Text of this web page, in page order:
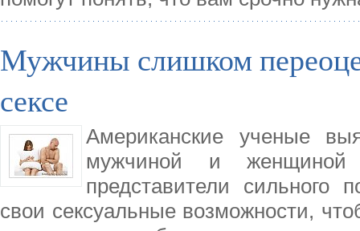
Мужчины слишком
сексе
Американские ученые
мужчиной и женщиной
представители сильного
свои сексуальные возможности,